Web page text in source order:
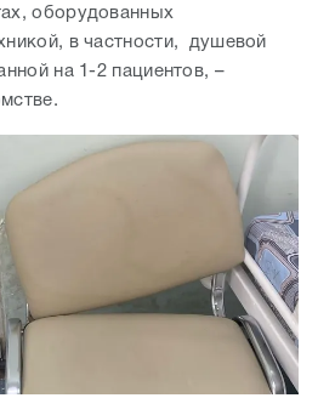
оборудованных
в частности, душевой
на 1-2 пациентов, –